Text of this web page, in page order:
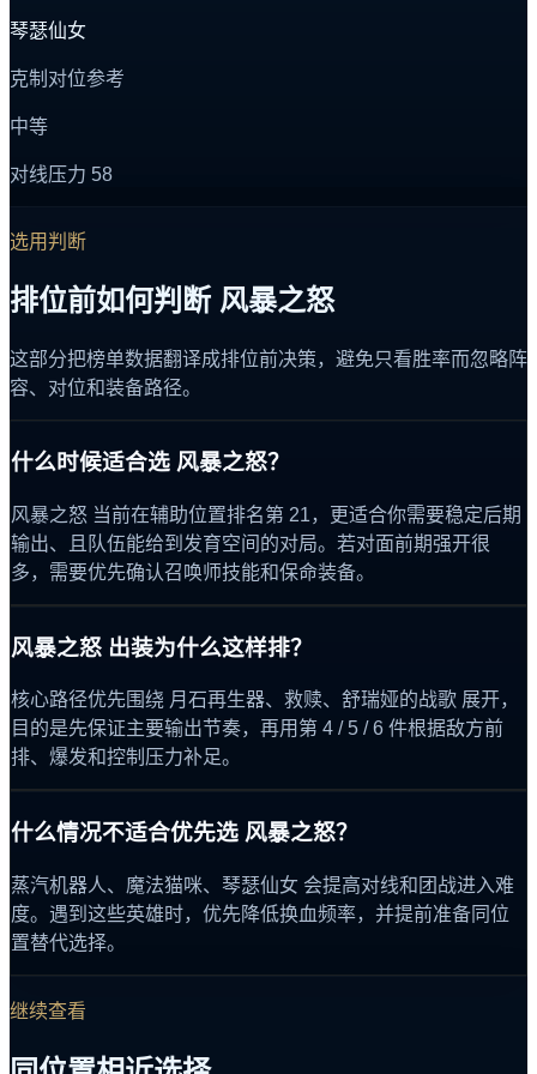
琴瑟仙女
克制对位参考
中等
对线压力 58
选用判断
排位前如何判断 风暴之怒
这部分把榜单数据翻译成排位前决策，避免只看胜率而忽略阵
容、对位和装备路径。
什么时候适合选 风暴之怒？
风暴之怒 当前在辅助位置排名第 21，更适合你需要稳定后期
输出、且队伍能给到发育空间的对局。若对面前期强开很
多，需要优先确认召唤师技能和保命装备。
风暴之怒 出装为什么这样排？
核心路径优先围绕 月石再生器、救赎、舒瑞娅的战歌 展开，
目的是先保证主要输出节奏，再用第 4 / 5 / 6 件根据敌方前
排、爆发和控制压力补足。
什么情况不适合优先选 风暴之怒？
蒸汽机器人、魔法猫咪、琴瑟仙女 会提高对线和团战进入难
度。遇到这些英雄时，优先降低换血频率，并提前准备同位
置替代选择。
继续查看